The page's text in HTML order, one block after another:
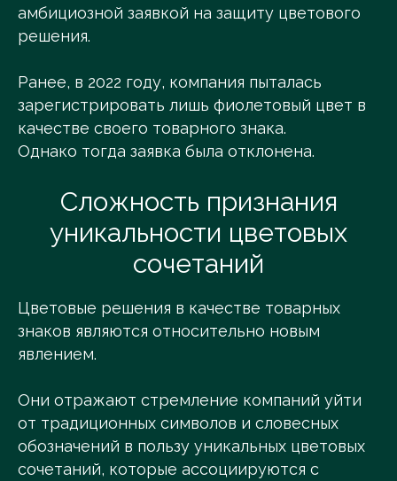
амбициозной заявкой на защиту цветового
решения.
Ранее, в 2022 году, компания пыталась
зарегистрировать лишь фиолетовый цвет в
качестве своего товарного знака.
Однако тогда заявка была отклонена.
Сложность признания
уникальности цветовых
сочетаний
Цветовые решения в качестве товарных
знаков являются относительно новым
явлением.
Они отражают стремление компаний уйти
от традиционных символов и словесных
обозначений в пользу уникальных цветовых
сочетаний, которые ассоциируются с